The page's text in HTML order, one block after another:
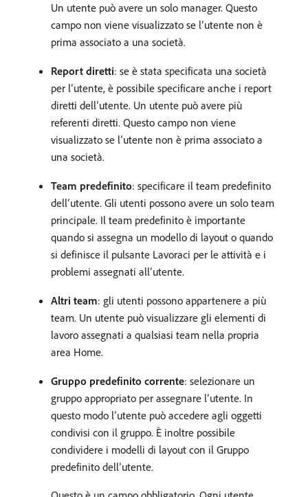
Un utente può avere un solo manager. Questo
campo non viene visualizzato se l’utente non è
prima associato a una società.
Report diretti: se è stata specificata una società
per l’utente, è possibile specificare anche i report
diretti dell’utente. Un utente può avere più
referenti diretti. Questo campo non viene
visualizzato se l’utente non è prima associato a
una società.
Team predefinito: specificare il team predefinito
dell’utente. Gli utenti possono avere un solo team
principale. Il team predefinito è importante
quando si assegna un modello di layout o quando
si definisce il pulsante Lavoraci per le attività e i
problemi assegnati all’utente.
Altri team: gli utenti possono appartenere a più
team. Un utente può visualizzare gli elementi di
lavoro assegnati a qualsiasi team nella propria
area Home.
Gruppo predefinito corrente: selezionare un
gruppo appropriato per assegnare l’utente. In
questo modo l’utente può accedere agli oggetti
condivisi con il gruppo. È inoltre possibile
condividere i modelli di layout con il Gruppo
predefinito dell’utente.